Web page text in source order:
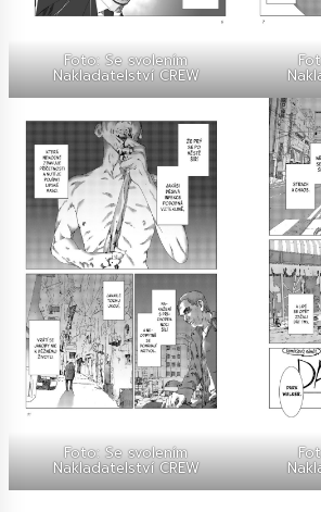
Foto: Se svolením
Nakladatelství CREW
Foto: Se svolením
Nakladatelství CREW